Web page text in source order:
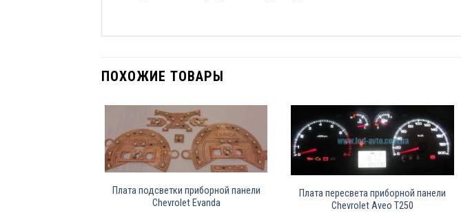
ПОХОЖИЕ ТОВАРЫ
Плата подсветки приборной панели
Chevrolet Evanda
Плата пересвета приборной панели
Chevrolet Aveo T250